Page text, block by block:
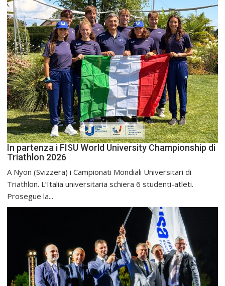
In partenza i FISU World University Championship di
Triathlon 2026
A Nyon (Svizzera) i Campionati Mondiali Universitari di
Triathlon. L’Italia universitaria schiera 6 studenti-atleti.
Prosegue la...